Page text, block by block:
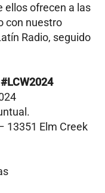
ellos ofrecen a las
con nuestro
Radio, seguido
13351 Elm Creek